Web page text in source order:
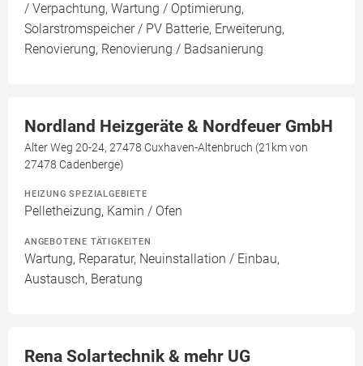
/ Verpachtung, Wartung / Optimierung,
Solarstromspeicher / PV Batterie, Erweiterung,
Renovierung, Renovierung / Badsanierung
Nordland Heizgeräte & Nordfeuer GmbH
Alter Weg 20-24, 27478 Cuxhaven-Altenbruch (21km von
27478 Cadenberge)
HEIZUNG SPEZIALGEBIETE
Pelletheizung, Kamin / Ofen
ANGEBOTENE TÄTIGKEITEN
Wartung, Reparatur, Neuinstallation / Einbau,
Austausch, Beratung
Rena Solartechnik & mehr UG